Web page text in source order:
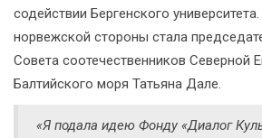
содействии Бергенского
норвежской стороны стала
Совета соотечественников Северной
Балтийского моря Татьяна Дале.
«Я подала идею Фонду «Диалог